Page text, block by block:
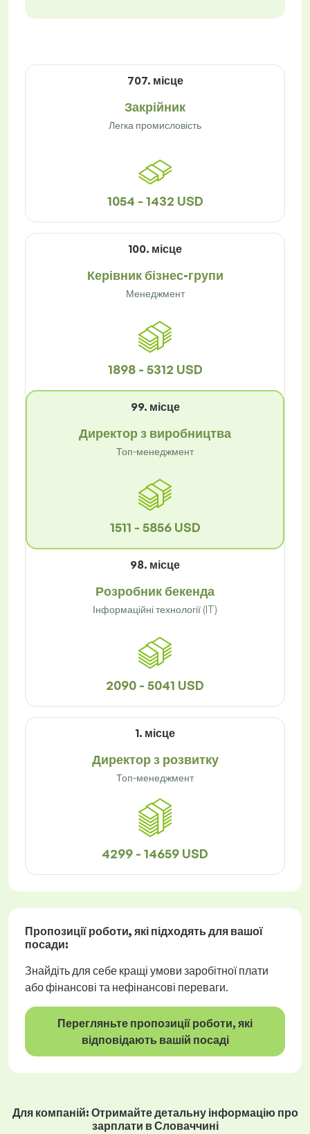
707. місце
Закрійник
Легка промисловість
1054 - 1432 USD
100. місце
Керівник бізнес-групи
Менеджмент
1898 - 5312 USD
99. місце
Директор з виробництва
Топ-менеджмент
1511 - 5856 USD
98. місце
Розробник бекенда
Інформаційні технології (IT)
2090 - 5041 USD
1. місце
Директор з розвитку
Топ-менеджмент
4299 - 14659 USD
Пропозиції роботи, які підходять для вашої
посади:
Знайдіть для себе кращі умови заробітної плати
або фінансові та нефінансові переваги.
Перегляньте пропозиції роботи, які
відповідають вашій посаді
Для компаній: Отримайте детальну інформацію про
зарплати в Словаччині